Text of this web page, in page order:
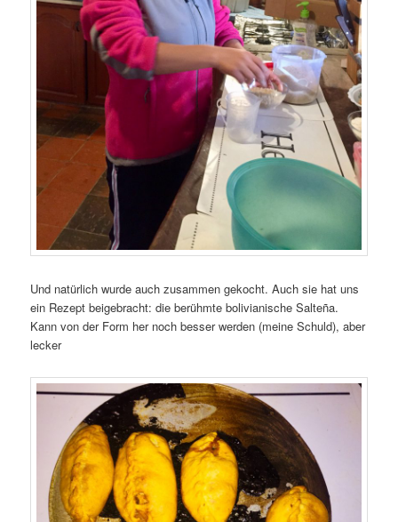
Und natürlich wurde auch zusammen gekocht. Auch sie hat uns
ein Rezept beigebracht: die berühmte bolivianische Salteña.
Kann von der Form her noch besser werden (meine Schuld), aber
lecker